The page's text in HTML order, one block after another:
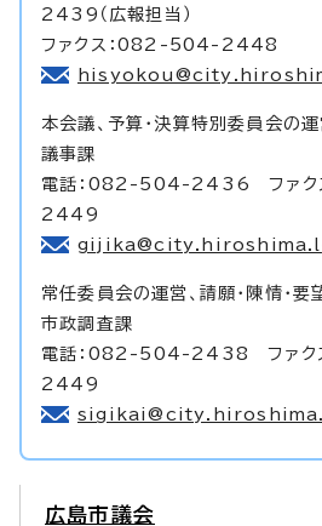
2439（広報担当）
ファクス：082-504-2448
本会議、予算・決算特別委員会の
議事課
電話：082-504-2436 ファク
2449
常任委員会の運営、請願・陳情・要
市政調査課
電話：082-504-2438 ファク
2449
広島市議会